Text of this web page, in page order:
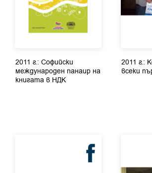
2011 г.: Софийски
международен панаир на
книгата в НДК
2011 г.:
всеки